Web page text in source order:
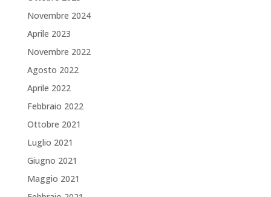
Novembre 2024
Aprile 2023
Novembre 2022
Agosto 2022
Aprile 2022
Febbraio 2022
Ottobre 2021
Luglio 2021
Giugno 2021
Maggio 2021